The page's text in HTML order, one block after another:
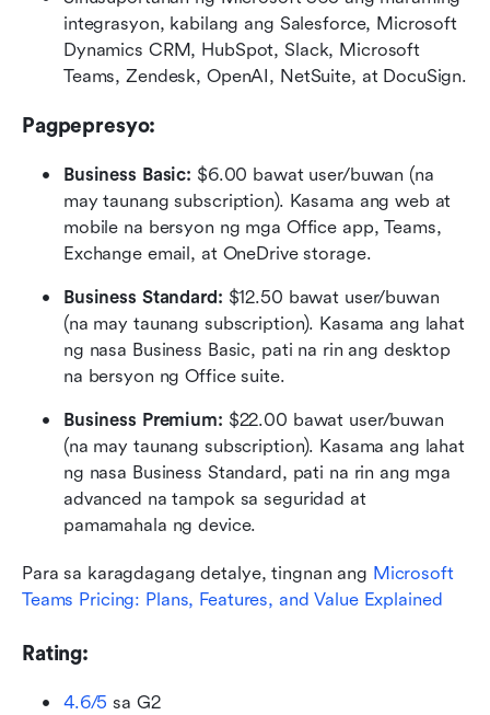
integrasyon, kabilang ang Salesforce, Microsoft
Dynamics CRM, HubSpot, Slack, Microsoft
Teams, Zendesk, OpenAI, NetSuite, at DocuSign.
Pagpepresyo:
Business Basic: $6.00 bawat user/buwan (na
may taunang subscription). Kasama ang web at
mobile na bersyon ng mga Office app, Teams,
Exchange email, at OneDrive storage.
Business Standard: $12.50 bawat user/buwan
(na may taunang subscription). Kasama ang lahat
ng nasa Business Basic, pati na rin ang desktop
na bersyon ng Office suite.
Business Premium: $22.00 bawat user/buwan
(na may taunang subscription). Kasama ang lahat
ng nasa Business Standard, pati na rin ang mga
advanced na tampok sa seguridad at
pamamahala ng device.
Para sa karagdagang detalye, tingnan ang Microsoft
Teams Pricing: Plans, Features, and Value Explained
Rating:
4.6/5 sa G2